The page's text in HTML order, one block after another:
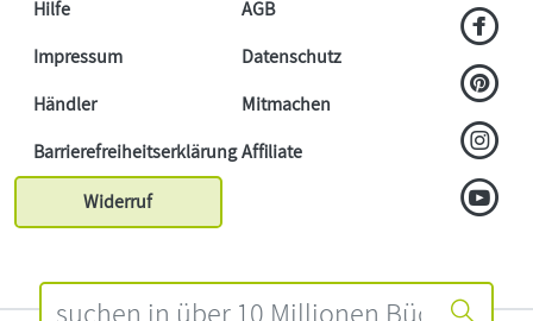
Hilfe
AGB
Impressum
Datenschutz
Händler
Mitmachen
BarrierefreiheitserklärungAffiliate
Widerruf